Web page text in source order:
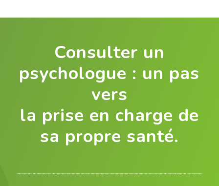
Consulter un
psychologue : un pas
vers
la prise en charge de
sa propre santé.